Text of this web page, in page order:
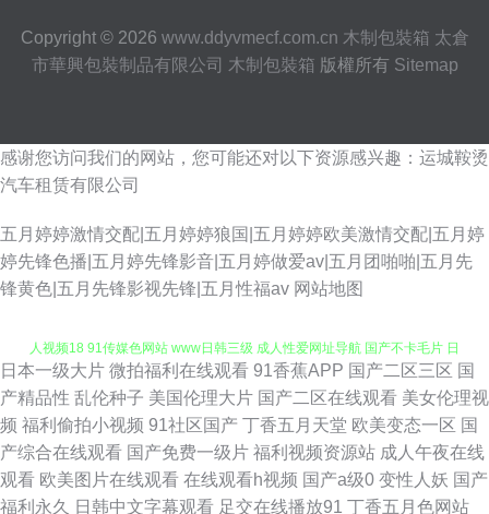
Copyright © 2026 www.ddyvmecf.com.cn 木制包裝箱 太倉
市華興包裝制品有限公司 木制包裝箱 版權所有 Sitemap
感谢您访问我们的网站，您可能还对以下资源感兴趣：运城鞍烫
汽车租赁有限公司
五月婷婷激情交配|五月婷婷狼国|五月婷婷欧美激情交配|五月婷
婷先锋色播|五月婷先锋影音|五月婷做爱av|五月团啪啪|五月先
锋黄色|五月先锋影视先锋|五月性福av 网站地图
亚洲精品黄色网址 九一视频网址 东京热comcn 豆花tv在线 久久综久久 91成
人视频18 91传媒色网站 www日韩三级 成人性爱网址导航 国产不卡毛片 日
本老熟女HD 宅男爆菊精品在线 99热精品9 日韩成性交网在线 伊人老司机大
日本一级大片 微拍福利在线观看 91香蕉APP 国产二区三区 国
产精品性 乱伦种子 美国伦理大片 国产二区在线观看 美女伦理视
频 福利偷拍小视频 91社区国产 丁香五月天堂 欧美变态一区 国
产综合在线观看 国产免费一级片 福利视频资源站 成人午夜在线
观看 欧美图片在线观看 在线观看h视频 国产a级0 变性人妖 国产
福利永久
日韩中文字幕观看 足交在线播放91 丁香五月色网站